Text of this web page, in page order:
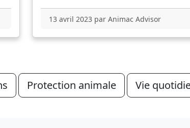
13 avril 2023 par Animac Advisor
Protection animale Vie